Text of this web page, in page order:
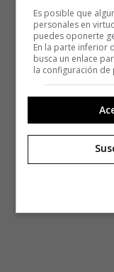
Es posible que
personales en
puedes oponerte
En la parte inferior
busca un enlace
la configuración de